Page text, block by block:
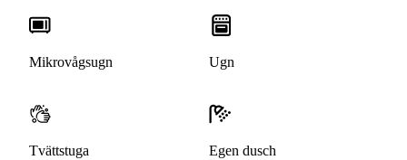
Mikrovågsugn Ugn
Tvättstuga Egen dusch